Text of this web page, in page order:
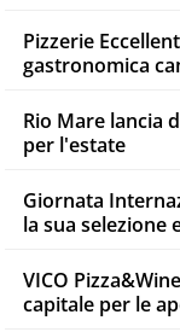
Pizzerie
gastronomica
Rio Mare lancia
per l'estate
Giornata
la sua selezione
VICO
capitale per le